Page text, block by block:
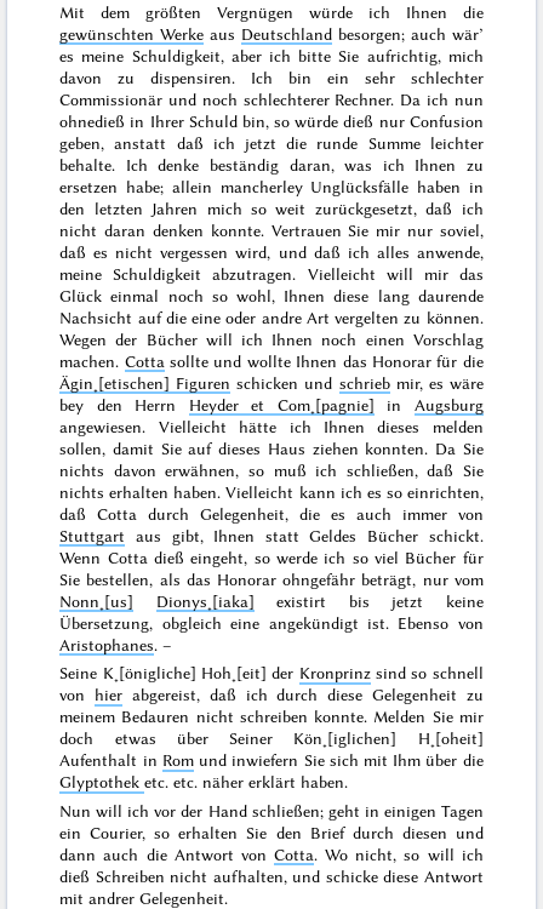
Mit dem größten Vergnügen würde ich Ihnen die
gewünschten Werke aus Deutschland besorgen; auch wär’
es meine Schuldigkeit, aber ich bitte Sie aufrichtig, mich
davon zu dispensiren. Ich bin ein sehr schlechter
Commissionär und noch schlechterer Rechner. Da ich nun
ohnedieß in Ihrer Schuld bin, so würde dieß nur Confusion
geben, anstatt daß ich jetzt die runde Summe leichter
behalte. Ich denke beständig daran, was ich Ihnen zu
ersetzen habe; allein mancherley Unglücksfälle haben in
den letzten Jahren mich so weit zurückgesetzt, daß ich
nicht daran denken konnte. Vertrauen Sie mir nur soviel,
daß es nicht vergessen wird, und daß ich alles anwende,
meine Schuldigkeit abzutragen. Vielleicht will mir das
Glück einmal noch so wohl, Ihnen diese lang daurende
Nachsicht auf die eine oder andre Art vergelten zu können.
Wegen der Bücher will ich Ihnen noch einen Vorschlag
machen. Cotta sollte und wollte Ihnen das Honorar für die
Ägin˖[etischen] Figuren schicken und schriebmir, es wäre
bey den Herrn Heyder et Com˖[pagnie] in Augsburg
angewiesen. Vielleicht hätte ich Ihnen dieses melden
sollen, damit Sie auf dieses Haus ziehen konnten. Da Sie
nichts davon erwähnen, so muß ich schließen, daß Sie
nichts erhalten haben. Vielleicht kann ich es so einrichten,
daß Cotta durch Gelegenheit, die es auch immer von
Stuttgart aus gibt, Ihnen statt Geldes Bücher schickt.
Wenn Cotta dieß eingeht, so werde ich so viel Bücher für
Sie bestellen, als das Honorar ohngefähr beträgt, nur vom
Nonn˖[us]
Dionys˖[iaka] existirt bis jetzt keine
Übersetzung, obgleich eine angekündigt ist. Ebenso von
Aristophanes. –
Seine K˖[önigliche] Hoh˖[eit] der Kronprinzsind so schnell
von hier abgereist, daß ich durch diese Gelegenheit zu
meinem Bedauren nicht schreiben konnte. Melden Sie mir
doch etwas über Seiner Kön˖[iglichen] H˖[oheit]
Aufenthalt in Romund inwiefern Sie sich mit Ihm über die
Glyptotheketc. etc. näher erklärt haben.
Nun will ich vor der Hand schließen; geht in einigen Tagen
ein Courier, so erhalten Sie den Brief durch diesen und
dann auch die Antwort von Cotta. Wo nicht, so will ich
dieß Schreiben nicht aufhalten, und schicke diese Antwort
mit andrer Gelegenheit.